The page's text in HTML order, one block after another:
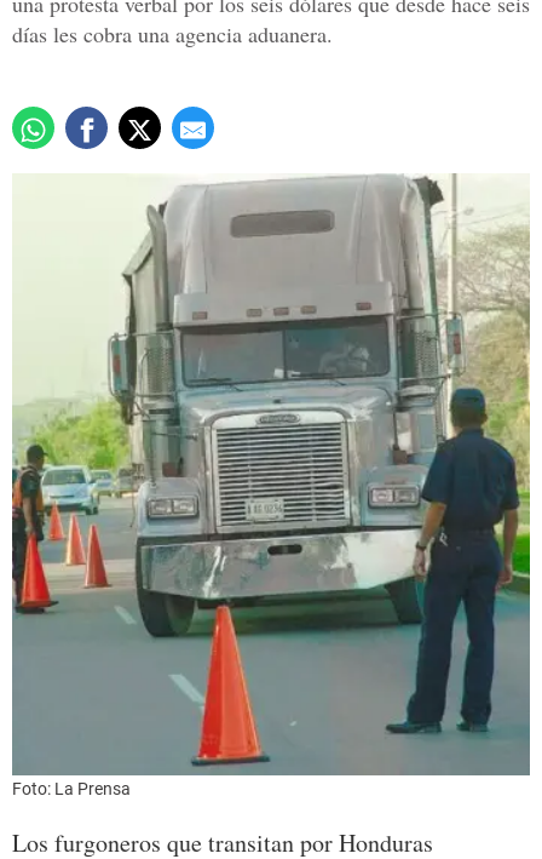
días les cobra una agencia aduanera.
Foto: La Prensa
Los furgoneros que transitan por Honduras